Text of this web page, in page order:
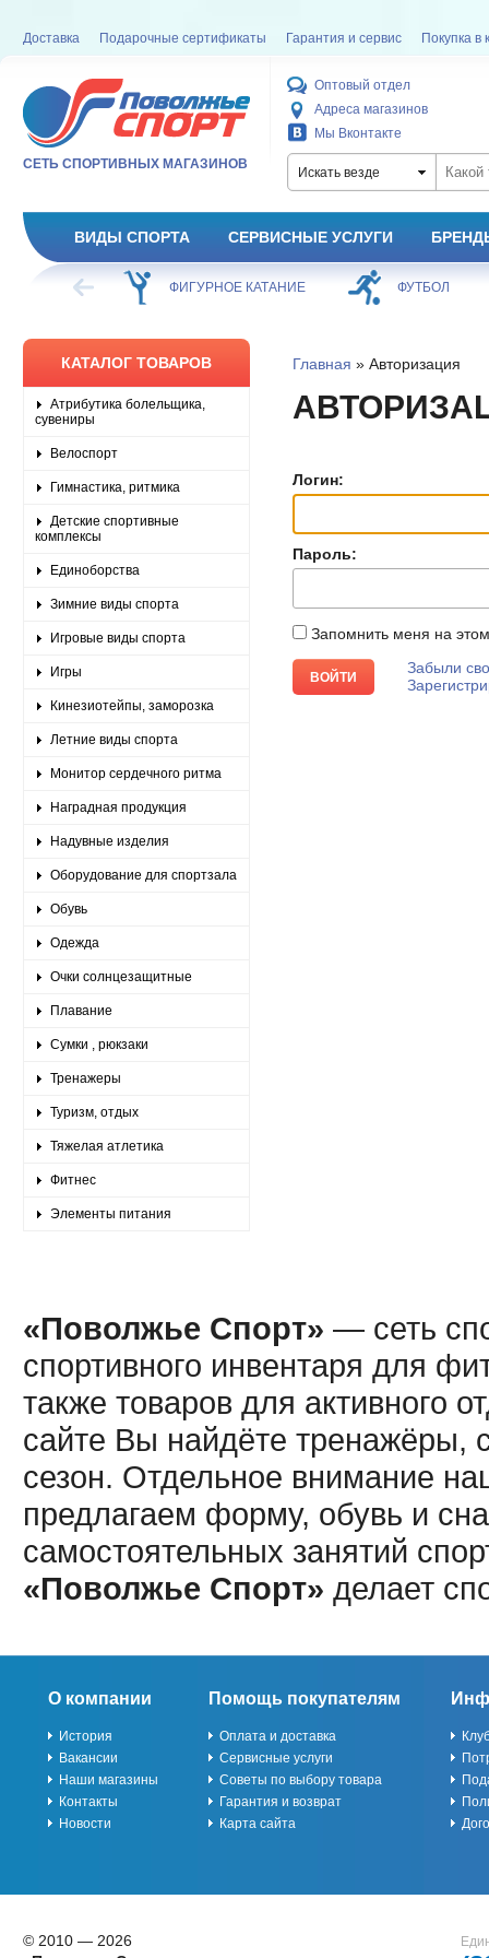
Доставка Подарочные сертификаты Гарантия и сервис Покупка в
СЕТЬ СПОРТИВНЫХ МАГАЗИНОВ
Оптовый отдел
Адреса магазинов
Мы Вконтакте
Искать везде
ВИДЫ СПОРТА СЕРВИСНЫЕ УСЛУГИ
ХОККЕЙ ФИГУРНОЕ КАТАНИЕ ФУТБОЛ
КАТАЛОГ ТОВАРОВ
Атрибутика болельщика,
сувениры
Велоспорт
Гимнастика, ритмика
Детские спортивные
комплексы
Единоборства
Зимние виды спорта
Игровые виды спорта
Игры
Кинезиотейпы, заморозка
Летние виды спорта
Монитор сердечного ритма
Наградная продукция
Надувные изделия
Оборудование для спортзала
Обувь
Одежда
Очки солнцезащитные
Плавание
Сумки , рюкзаки
Тренажеры
Туризм, отдых
Тяжелая атлетика
Фитнес
Элементы питания
Главная » Авторизация
Логин:
Пароль:
Запомнить меня на
Забыли
«Поволжье Спорт» — сеть
спортивного инвентаря для
также товаров для активного
сайте Вы найдёте тренажёры,
сезон. Отдельное внимание
предлагаем форму, обувь и
самостоятельных занятий
«Поволжье Спорт» делает
О компании
История
Вакансии
Наши магазины
Контакты
Новости
Помощь покупателям
Оплата и доставка
Сервисные услуги
Советы по выбору товара
Гарантия и возврат
Карта сайта
© 2010 — 2026